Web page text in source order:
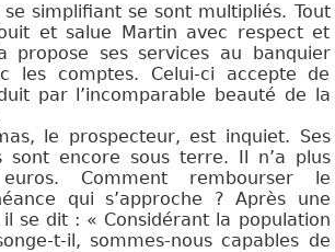
simplifiant se sont multipliés. Tout
et salue Martin avec respect et
propose ses services au banquier
les comptes. Celui-ci accepte de
par l’incomparable beauté de la
le prospecteur, est inquiet. Ses
sont encore sous terre. Il n’a plus
Comment rembourser le
qui s’approche ? Après une
se dit : « Considérant la population
t-il, sommes-nous capables de